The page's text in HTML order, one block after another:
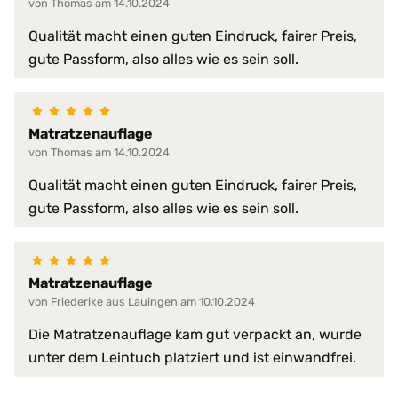
strapazierfähig
temperaturausgleichend
Waschmaschine:
von Thomas am 14.10.2024
Qualität macht einen guten Eindruck, fairer Preis,
gute Passform, also alles wie es sein soll.
Matratzenauflage
von Thomas am 14.10.2024
Qualität macht einen guten Eindruck, fairer Preis,
gute Passform, also alles wie es sein soll.
Matratzenauflage
von Friederike aus Lauingen am 10.10.2024
Die Matratzenauflage kam gut verpackt an, wurde
unter dem Leintuch platziert und ist einwandfrei.